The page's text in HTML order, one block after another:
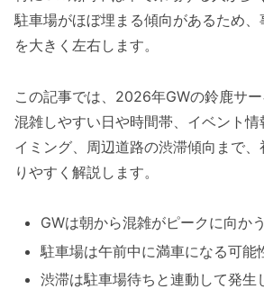
駐車場がほぼ埋まる傾向があるため
を大きく左右します。
この記事では、2026年GWの鈴鹿サー
混雑しやすい日や時間帯、イベント情
イミング、周辺道路の渋滞傾向まで
りやすく解説します。
GWは朝から混雑がピークに向かう
駐車場は午前中に満車になる可能
渋滞は駐車場待ちと連動して発生